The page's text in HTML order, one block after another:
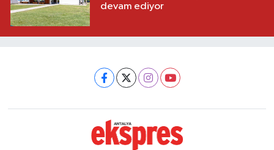
devam ediyor